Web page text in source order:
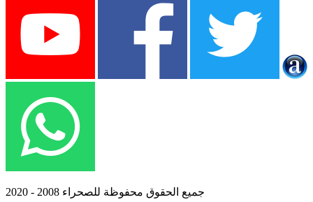
جميع الحقوق محفوظة للصحراء 2008 - 2020